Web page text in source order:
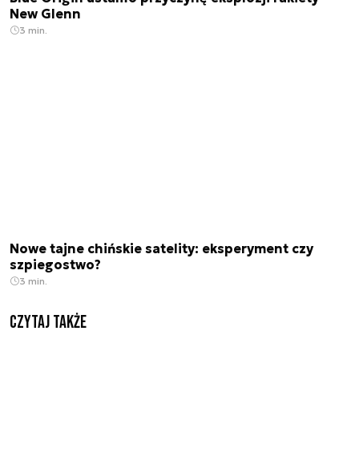
New Glenn
3 min.
Nowe tajne chińskie satelity: eksperyment czy
szpiegostwo?
3 min.
Czytaj także